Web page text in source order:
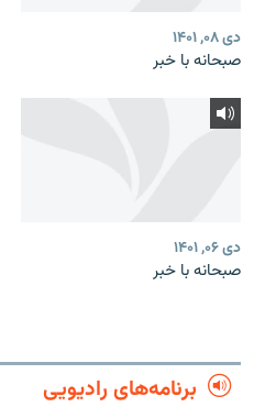
دی ۰۸, ۱۴۰۱
صبحانه با خبر
دی ۰۶, ۱۴۰۱
صبحانه با خبر
برنامه‌های رادیویی